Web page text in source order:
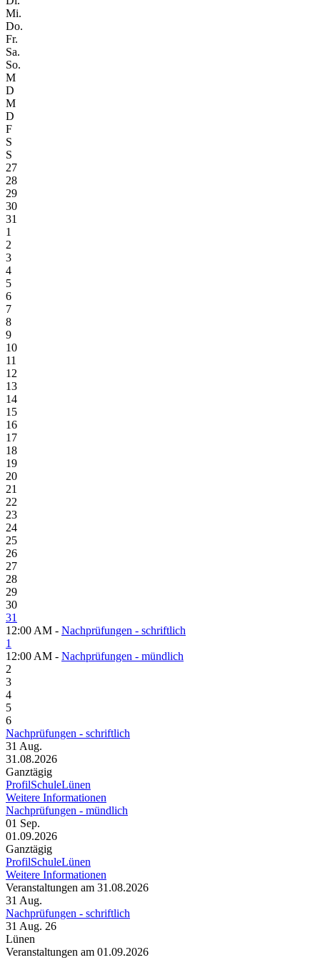
Mi.
Do.
Fr.
Sa.
So.
M
D
M
D
F
S
S
27
28
29
30
31
1
2
3
4
5
6
7
8
9
10
11
12
13
14
15
16
17
18
19
20
21
22
23
24
25
26
27
28
29
30
31
12:00 AM - Nachprüfungen - schriftlich
1
12:00 AM - Nachprüfungen - mündlich
2
3
4
5
6
Nachprüfungen - schriftlich
31 Aug.
31.08.2026
Ganztägig
ProfilSchuleLünen
Weitere Informationen
Nachprüfungen - mündlich
01 Sep.
01.09.2026
Ganztägig
ProfilSchuleLünen
Weitere Informationen
Veranstaltungen am 31.08.2026
31 Aug.
Nachprüfungen - schriftlich
31 Aug. 26
Lünen
Veranstaltungen am 01.09.2026